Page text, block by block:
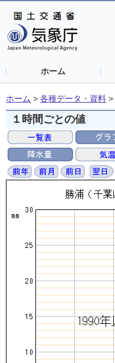
ホーム
ホーム > 各種データ・資料 >
１時間ごとの値